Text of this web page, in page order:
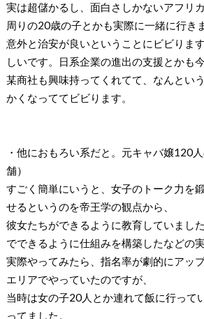
実は超儲かるし、面白さしかないアフリ
周りの20歳の子とかも実際に一緒に行き
意外と治安が良いということにビビりま
しいです。日系企業の進出の支援とかも
某商社も興味持ってくれてて、なんとい
かくなっててビビります。
・他におもろい系だと。元キャバ嬢120
舗）
すごく簡単にいうと、女子のトーク力を
せるというのを帝王学の観点から、
彼女たちができるように教育していまし
でできるように仕組みを構築したなどの
実際やってみたら、指名率が劇的にアッ
エリアでやっていたのですが、
当時は女の子20人とか連れて飯に行って
ってました。